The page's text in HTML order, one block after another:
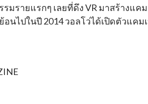
มรายแรกๆ เลยที่ดึง VR มาสร้างแ
นไปในปี 2014 วอลโว่ได้เปิดตัวแค